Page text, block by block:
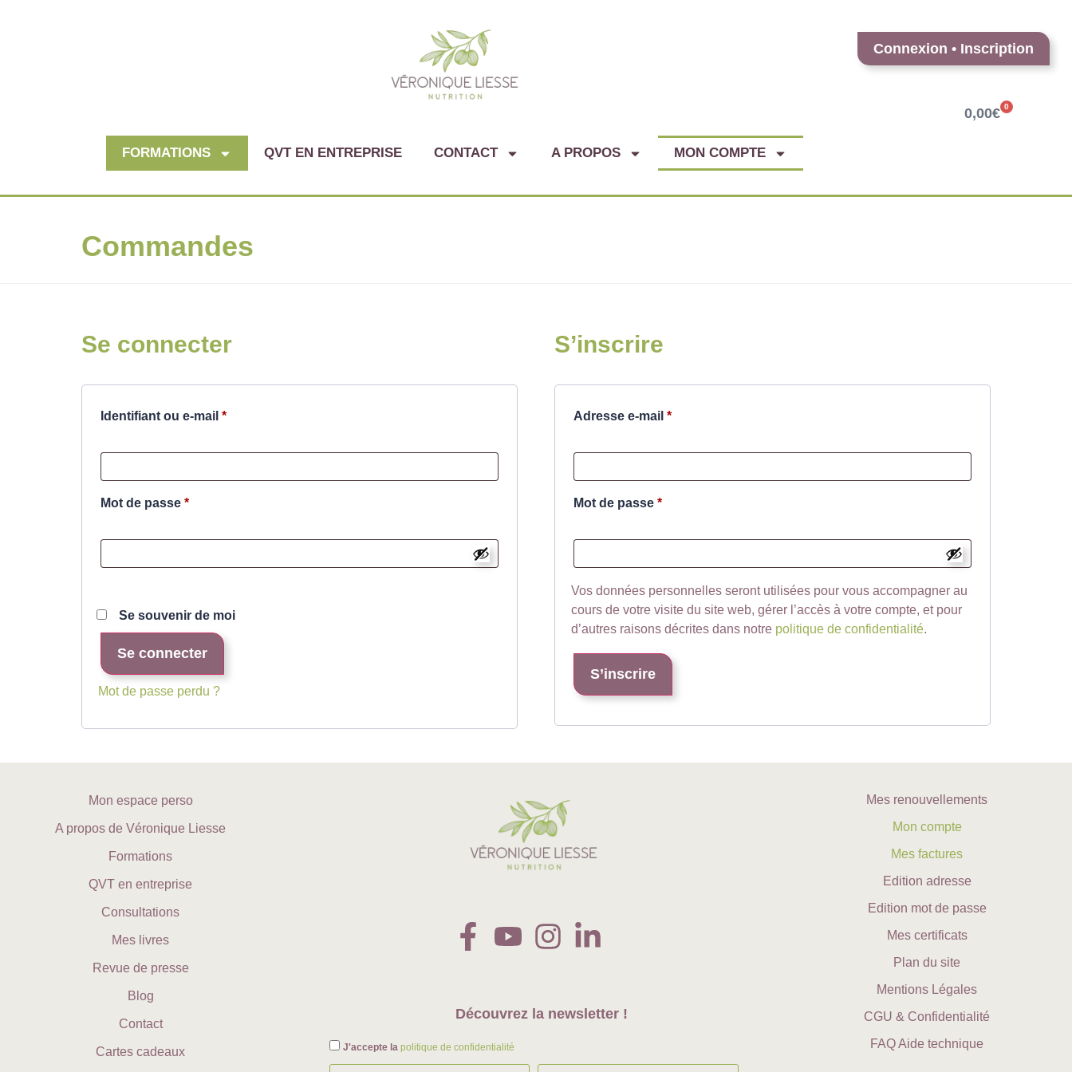
FORMATIONS QVT EN ENTREPRISE CONTACT A PROPOS MON COMPTE
Connexion • Inscription
0,00€ 0
Commandes
Se connecter
Identifiant ou e-mail *
Mot de passe *
Se souvenir de moi
Se connecter
Mot de passe perdu ?
S’inscrire
Adresse e-mail *
Mot de passe *
Vos données personnelles seront utilisées pour vous accompagner au
cours de votre visite du site web, gérer l’accès à votre compte, et pour
d’autres raisons décrites dans notre politique de confidentialité.
S’inscrire
Mon espace perso
A propos de Véronique Liesse
Formations
QVT en entreprise
Consultations
Mes livres
Revue de presse
Blog
Contact
Cartes cadeaux
Découvrez la newsletter !
J'accepte la politique de confidentialité
Mes renouvellements
Mon compte
Mes factures
Edition adresse
Edition mot de passe
Mes certificats
Plan du site
Mentions Légales
CGU & Confidentialité
FAQ Aide technique